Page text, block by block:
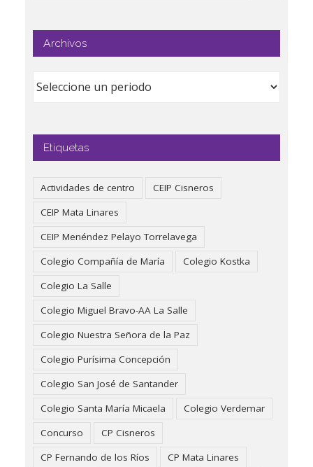
Archivos
Etiquetas
Actividades de centro
CEIP Cisneros
CEIP Mata Linares
CEIP Menéndez Pelayo Torrelavega
Colegio Compañía de María
Colegio Kostka
Colegio La Salle
Colegio Miguel Bravo-AA La Salle
Colegio Nuestra Señora de la Paz
Colegio Purísima Concepción
Colegio San José de Santander
Colegio Santa María Micaela
Colegio Verdemar
Concurso
CP Cisneros
CP Fernando de los Ríos
CP Mata Linares